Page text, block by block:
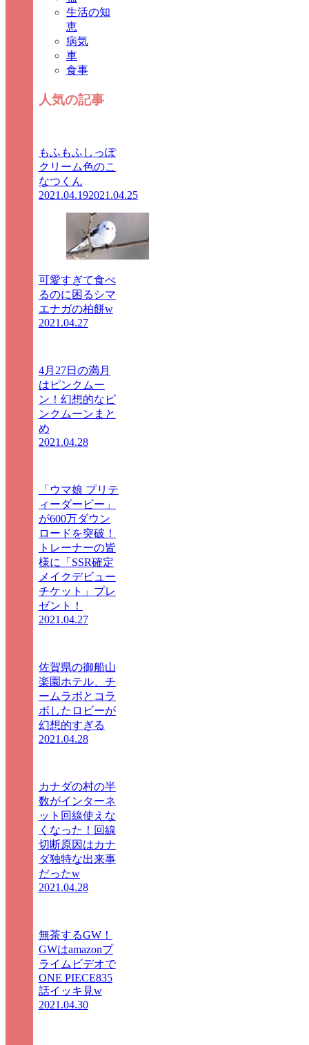
生活の知
恵
病気
車
食事
人気の記事
もふもふしっぽ
クリーム色のこ
なつくん
2021.04.192021.04.25
可愛すぎて食べ
るのに困るシマ
エナガの柏餅w
2021.04.27
4月27日の満月
はピンクムー
ン！幻想的なピ
ンクムーンまと
め
2021.04.28
「ウマ娘 プリテ
ィーダービー」
が600万ダウン
ロードを突破！
トレーナーの皆
様に「SSR確定
メイクデビュー
チケット」プレ
ゼント！
2021.04.27
佐賀県の御船山
楽園ホテル、チ
ームラボとコラ
ボしたロビーが
幻想的すぎる
2021.04.28
カナダの村の半
数がインターネ
ット回線使えな
くなった！回線
切断原因はカナ
ダ独特な出来事
だったw
2021.04.28
無茶するGW！
GWはamazonプ
ライムビデオで
ONE PIECE835
話イッキ見w
2021.04.30